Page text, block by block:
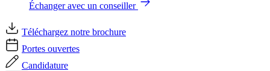
Échanger avec un conseiller
Téléchargez notre brochure
Portes ouvertes
Candidature